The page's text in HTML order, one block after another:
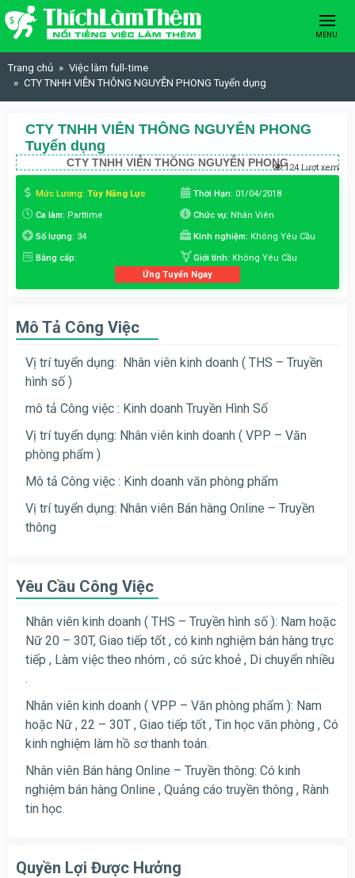
Skip to content
MENU
Trang chủ
Việc làm full-time
CTY TNHH VIỄN THÔNG NGUYỄN PHONG Tuyển dụng
CTY TNHH VIỄN THÔNG NGUYỄN PHONG
Tuyển dụng
CTY TNHH VIỄN THÔNG NGUYỄN PHONG124 Lượt xem
Mức Lương: Tùy Năng Lực Thời Hạn: 01/04/2018
Ca làm: Parttime Chức vụ: Nhân Viên
Số lượng: 34 Kinh nghiệm: Không Yêu Cầu
Bằng cấp: Giới tính: Không Yêu Cầu
Ứng Tuyển Ngay
Mô Tả Công Việc
Vị trí tuyển dụng: Nhân viên kinh doanh ( THS – Truyền
hình số )
mô tả Công việc : Kinh doanh Truyền Hình Số
Vị trí tuyển dụng: Nhân viên kinh doanh ( VPP – Văn
phòng phẩm )
Mô tả Công việc : Kinh doanh văn phòng phẩm
Vị trí tuyển dụng: Nhân viên Bán hàng Online – Truyền
thông
Yêu Cầu Công Việc
Nhân viên kinh doanh ( THS – Truyền hình số ): Nam hoặc
Nữ 20 – 30T, Giao tiếp tốt , có kinh nghiệm bán hàng trực
tiếp , Làm việc theo nhóm , có sức khoẻ , Di chuyển nhiều
.
Nhân viên kinh doanh ( VPP – Văn phòng phẩm ): Nam
hoặc Nữ , 22 – 30T , Giao tiếp tốt , Tin học văn phòng , Có
kinh nghiệm làm hồ sơ thanh toán.
Nhân viên Bán hàng Online – Truyền thông: Có kinh
nghiệm bán hàng Online , Quảng cáo truyền thông , Rành
tin học.
Quyền Lợi Được Hưởng